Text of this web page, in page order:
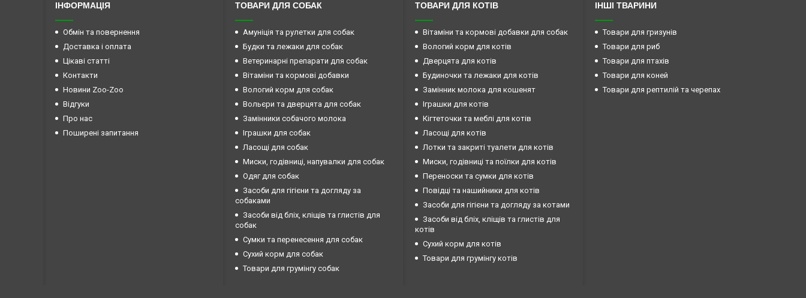
ІНФОРМАЦІЯ
Обмін та повернення
Доставка і оплата
Цікаві статті
Контакти
Новини Zoo-Zoo
Відгуки
Про нас
Поширені запитання
ТОВАРИ ДЛЯ СОБАК
Амуніція та рулетки для собак
Будки та лежаки для собак
Ветеринарні препарати для собак
Вітаміни та кормові добавки
Вологий корм для собак
Вольєри та дверцята для собак
Замінники собачого молока
Іграшки для собак
Ласощі для собак
Миски, годівниці, напувалки для собак
Одяг для собак
Засоби для гігієни та догляду за
собаками
Засоби від бліх, кліщів та глистів для
собак
Сумки та перенесення для собак
Сухий корм для собак
Товари для грумінгу собак
ТОВАРИ ДЛЯ КОТІВ
Вітаміни та кормові добавки для собак
Вологий корм для котів
Дверцята для котів
Будиночки та лежаки для котів
Замінник молока для кошенят
Іграшки для котів
Кігтеточки та меблі для котів
Ласощі для котів
Лотки та закриті туалети для котів
Миски, годівниці та поїлки для котів
Переноски та сумки для котів
Повідці та нашийники для котів
Засоби для гігієни та догляду за котами
Засоби від бліх, кліщів та глистів для
котів
Сухий корм для котів
Товари для грумінгу котів
ІНШІ ТВАРИНИ
Товари для гризунів
Товари для риб
Товари для птахів
Товари для коней
Товари для рептилій та черепах